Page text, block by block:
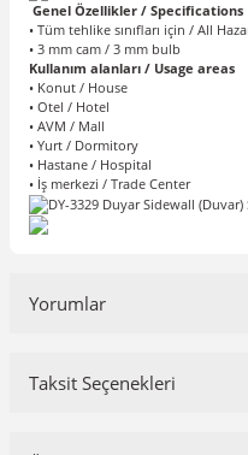
Genel Özellikler / Specifications
• Tüm tehlike sınıfları için / All
• 3 mm cam / 3 mm bulb
Kullanım alanları / Usage areas
• Konut / House
• Otel / Hotel
• AVM / Mall
• Yurt / Dormitory
• Hastane / Hospital
• İş merkezi / Trade Center
Yorumlar
Taksit Seçenekleri